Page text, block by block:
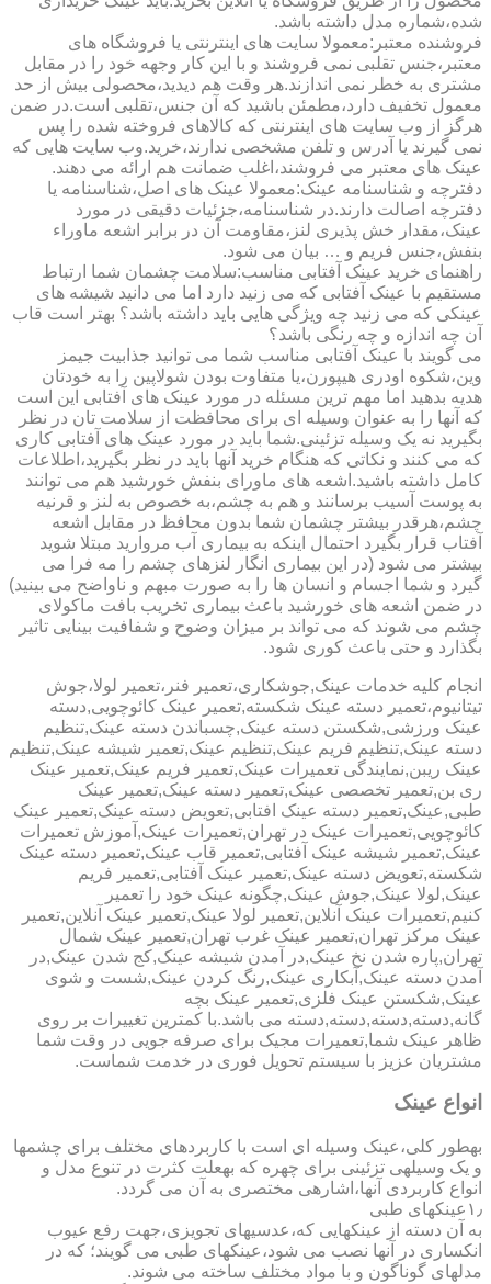
شده،شماره مدل داشته باشد.
فروشنده معتبر:معمولا سایت های اینترنتی یا فروشگاه های
معتبر،جنس تقلبی نمی فروشند و با این کار وجهه خود را در مقابل
مشتری به خطر نمی اندازند.هر وقت هم دیدید،محصولی بیش از حد
معمول تخفیف دارد،مطمئن باشید که آن جنس،تقلبی است.در ضمن
هرگز از وب سایت های اینترنتی که کالاهای فروخته شده را پس
نمی گیرند یا آدرس و تلفن مشخصی ندارند،خرید.وب سایت هایی که
عینک های معتبر می فروشند،اغلب ضمانت هم ارائه می دهند.
دفترچه و شناسنامه عینک:معمولا عینک های اصل،شناسنامه یا
دفترچه اصالت دارند.در شناسنامه،جزئیات دقیقی در مورد
عینک،مقدار خش پذیری لنز،مقاومت آن در برابر اشعه ماوراء
بنفش،جنس فریم و … بیان می شود.
راهنمای خرید عینک آفتابی مناسب:سلامت چشمان شما ارتباط
مستقیم با عینک آفتابی که می زنید دارد اما می دانید شیشه های
عینکی که می زنید چه ویژگی هایی باید داشته باشد؟ بهتر است قاب
آن چه اندازه و چه رنگی باشد؟
می گویند با عینک آفتابی مناسب شما می توانید جذابیت جیمز
وین،شکوه اودری هیپورن،یا متفاوت بودن شولاپین را به خودتان
هدیه بدهید اما مهم ترین مسئله در مورد عینک های آفتابی این است
که آنها را به عنوان وسیله ای برای محافظت از سلامت تان در نظر
بگیرید نه یک وسیله تزئینی.شما باید در مورد عینک های آفتابی کاری
که می کنند و نکاتی که هنگام خرید آنها باید در نظر بگیرید،اطلاعات
کامل داشته باشید.اشعه های ماورای بنفش خورشید هم می توانند
به پوست آسیب برسانند و هم به چشم،به خصوص به لنز و قرنیه
چشم،هرقدر بیشتر چشمان شما بدون محافظ در مقابل اشعه
آفتاب قرار بگیرد احتمال اینکه به بیماری آب مروارید مبتلا شوید
بیشتر می شود (در این بیماری انگار لنزهای چشم را مه فرا می
گیرد و شما اجسام و انسان ها را به صورت مبهم و ناواضح می بینید)
در ضمن اشعه های خورشید باعث بیماری تخریب بافت ماکولای
چشم می شوند که می تواند بر میزان وضوح و شفافیت بینایی تاثیر
بگذارد و حتی باعث کوری شود.
انجام کلیه خدمات عینک,جوشکاری،تعمیر فنر،تعمیر لولا،جوش
تیتانیوم،تعمیر دسته عینک شکسته,تعمیر عینک کائوچویی,دسته
عینک ورزشی,شکستن دسته عینک,چسباندن دسته عینک,تنظیم
دسته عینک,تنظیم فریم عینک,تنظیم عینک,تعمیر شیشه عینک,تنظیم
عینک ریبن,نمایندگی تعمیرات عینک,تعمیر فریم عینک,تعمیر عینک
ری بن,تعمیر تخصصی عینک,تعمیر دسته عینک,تعمیر عینک
طبی,عینک,تعمیر دسته عینک افتابی,تعویض دسته عینک,تعمیر عینک
کائوچویی,تعمیرات عینک در تهران,تعمیرات عینک,آموزش تعمیرات
عینک,تعمیر شیشه عینک آفتابی,تعمیر قاب عینک,تعمیر دسته عینک
شکسته,تعویض دسته عینک,تعمیر عینک آفتابی,تعمیر فریم
عینک,لولا عینک,جوش عینک,چگونه عینک خود را تعمیر
کنیم,تعمیرات عینک آنلاین,تعمیر لولا عینک,تعمیر عینک آنلاین,تعمیر
عینک مرکز تهران,تعمیر عینک غرب تهران,تعمیر عینک شمال
تهران,پاره شدن نخ عینک,در آمدن شیشه عینک,کج شدن عینک,در
آمدن دسته عینک,آبکاری عینک,رنگ کردن عینک,شست و شوی
عینک,شکستن عینک فلزی,تعمیر عینک بچه
گانه,دسته,دسته,دسته,دسته می باشد.با کمترین تغییرات بر روی
ظاهر عینک شما,تعمیرات مجیک برای صرفه جویی در وقت شما
مشتریان عزیز با سیستم تحویل فوری در خدمت شماست.
انواع عینک
به­طور کلی،عینک وسیله ای است با کاربردهای مختلف برای چشمها
و یک وسیله­ی تزئینی برای چهره که به­علت کثرت در تنوع مدل و
انواع کاربردی آنها،اشاره­ی مختصری به آن می گردد.
۱٫عینکهای طبی
به آن دسته از عینکهایی که،عدسیهای تجویزی،جهت رفع عیوب
انکساری در آنها نصب می شود،عینکهای طبی می گویند؛ که در
مدلهای گوناگون و با مواد مختلف ساخته می شوند.